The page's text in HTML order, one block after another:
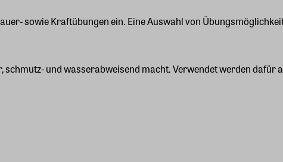
sowie Kraftübungen ein. Eine Auswahl von
schmutz- und wasserabweisend macht. Verwendet werden